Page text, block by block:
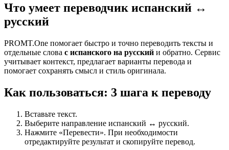
Что умеет переводчик испанский ↔
русский
PROMT.One помогает быстро и точно переводить тексты и
отдельные слова с испанского на русский и обратно. Сервис
учитывает контекст, предлагает варианты перевода и
помогает сохранять смысл и стиль оригинала.
Как пользоваться: 3 шага к переводу
Вставьте текст.
Выберите направление испанский ↔ русский.
Нажмите «Перевести». При необходимости
отредактируйте результат и скопируйте перевод.